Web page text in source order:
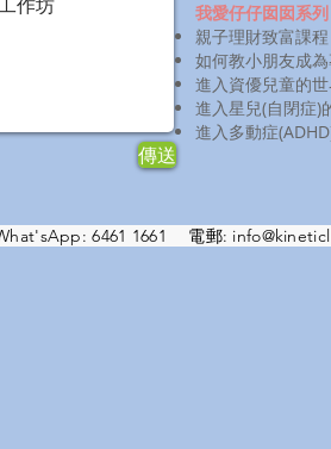
傳送
我愛仔仔囡囡系列
親子理財致富課程
如何教小朋友成
進入資優兒童的
進入星兒(自閉症)
進入多動症
6461 1661 電郵: